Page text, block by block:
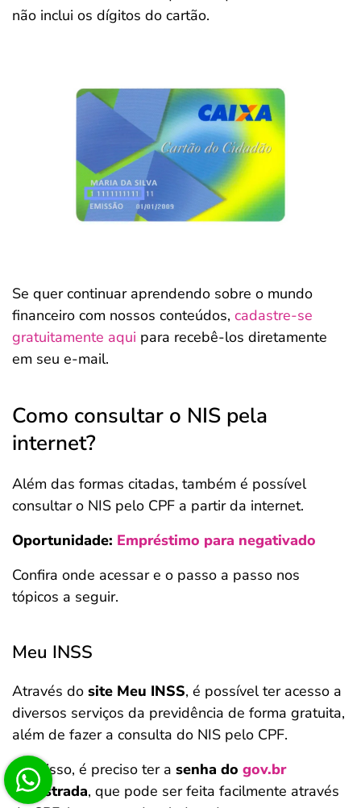
não inclui os dígitos do cartão.
Se quer continuar aprendendo sobre o mundo
financeiro com nossos conteúdos, cadastre-se
gratuitamente aqui para recebê-los diretamente
em seu e-mail.
Como consultar o NIS pela
internet?
Além das formas citadas, também é possível
consultar o NIS pelo CPF a partir da internet.
Oportunidade: Empréstimo para negativado
Confira onde acessar e o passo a passo nos
tópicos a seguir.
Meu INSS
Através do site Meu INSS, é possível ter acesso a
diversos serviços da previdência de forma gratuita,
além de fazer a consulta do NIS pelo CPF.
Para isso, é preciso ter a senha do gov.br
cadastrada, que pode ser feita facilmente através